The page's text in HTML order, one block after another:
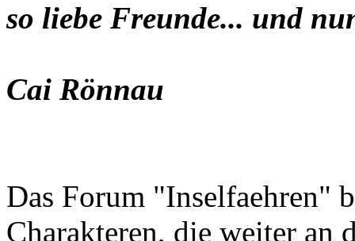
so liebe Freunde... und
Cai Rönnau
Das Forum "Inselfaehren"
Charakteren, die weiter an